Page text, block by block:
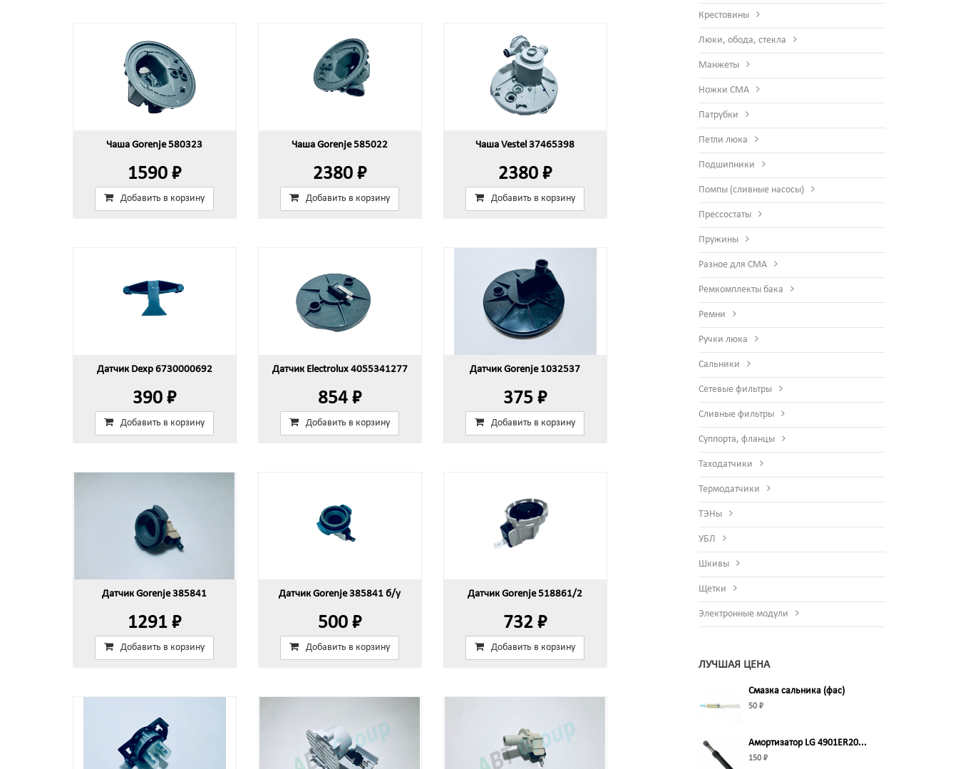
Чаша Gorenje 580323
1590 ₽
Добавить в корзину
Чаша Gorenje 585022
2380 ₽
Добавить в корзину
Чаша Vestel 37465398
2380 ₽
Добавить в корзину
Датчик Dexp 6730000692
390 ₽
Добавить в корзину
Датчик Electrolux 4055341277
854 ₽
Добавить в корзину
Датчик Gorenje 1032537
375 ₽
Добавить в корзину
Датчик Gorenje 385841
1291 ₽
Добавить в корзину
Датчик Gorenje 385841 б/у
500 ₽
Добавить в корзину
Датчик Gorenje 518861/2
732 ₽
Добавить в корзину
Крестовины
Люки, обода, стекла
Манжеты
Ножки СМА
Патрубки
Петли люка
Подшипники
Помпы (сливные насосы)
Прессостаты
Пружины
Разное для СМА
Ремкомплекты бака
Ремни
Ручки люка
Сальники
Сетевые фильтры
Сливные фильтры
Суппорта, фланцы
Таходатчики
Термодатчики
ТЭНы
УБЛ
Шкивы
Щетки
Электронные модули
ЛУЧШАЯ ЦЕНА
Смазка сальника (фас)
50 ₽
Амортизатор LG 4901ER20...
150 ₽